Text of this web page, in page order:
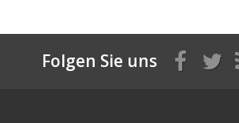
Folgen Sie uns